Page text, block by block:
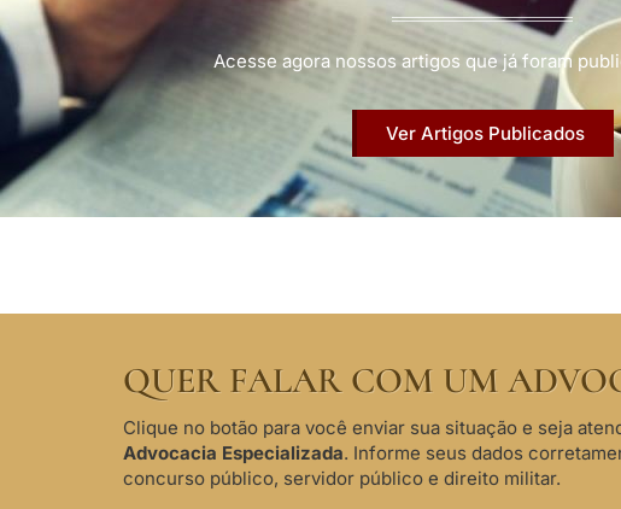
Acesse agora nossos artigos que já foram
Ver Artigos Publicados
QUER FALAR COM UM
Clique no botão para você enviar sua situação e seja
Advocacia Especializada. Informe seus dados
concurso público, servidor público e direito militar.